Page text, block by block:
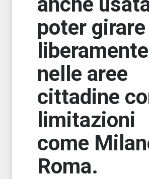
poter girare
liberamente
nelle aree
cittadine
limitazioni
come
Roma.